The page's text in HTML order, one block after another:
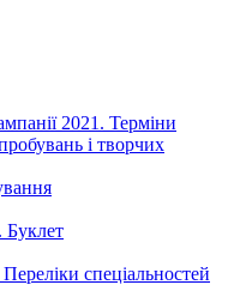
2021. Терміни
і творчих
Буклет
спеціальностей